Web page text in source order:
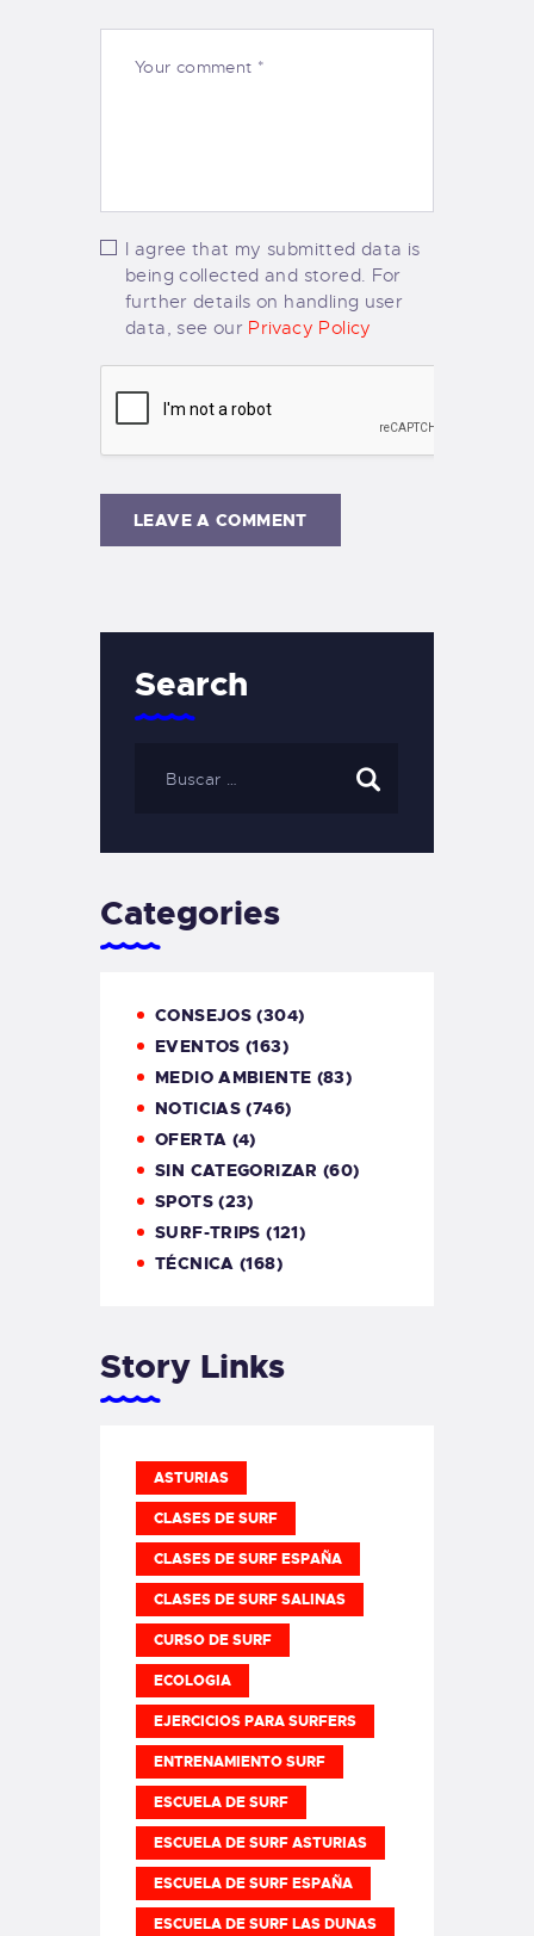
I agree that my submitted data is
being collected and stored. For
further details on handling user
data, see our Privacy Policy
Search
Categories
CONSEJOS (304)
EVENTOS (163)
MEDIO AMBIENTE (83)
NOTICIAS (746)
OFERTA (4)
SIN CATEGORIZAR (60)
SPOTS(23)
SURF-TRIPS (121)
TÉCNICA (168)
Story Links
ASTURIAS
CLASES DE SURF
CLASES DE SURF ESPAÑA
CLASES DE SURF SALINAS
CURSO DE SURF
ECOLOGIA
EJERCICIOS PARA SURFERS
ENTRENAMIENTO SURF
ESCUELA DE SURF
ESCUELA DE SURF ASTURIAS
ESCUELA DE SURF ESPAÑA
ESCUELA DE SURF LAS DUNAS